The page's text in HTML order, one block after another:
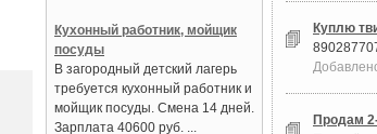
Кухонный работник, мойщик
посуды
В загородный детский лагерь
требуется кухонный работник и
мойщик посуды. Смена 14 дней.
Зарплата 40600 руб. ...
Куплю
Продам